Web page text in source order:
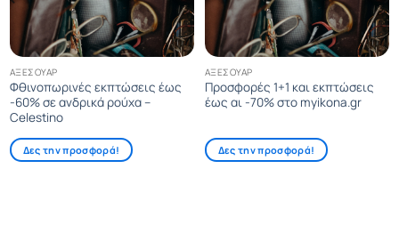
ΑΞΕΣΟΥΆΡ
Φθινοπωρινές εκπτώσεις έως
-60% σε ανδρικά ρούχα –
Celestino
Δες την προσφορά!
ΑΞΕΣΟΥΆΡ
Προσφορές 1+1 και εκπτώσεις
έως αι -70% στο myikona.gr
Δες την προσφορά!